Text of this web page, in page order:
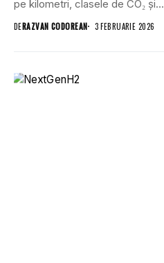
pe kilometri, clasele de CO₂ și...
DERAZVAN CODOREAN 3 FEBRUARIE 2026